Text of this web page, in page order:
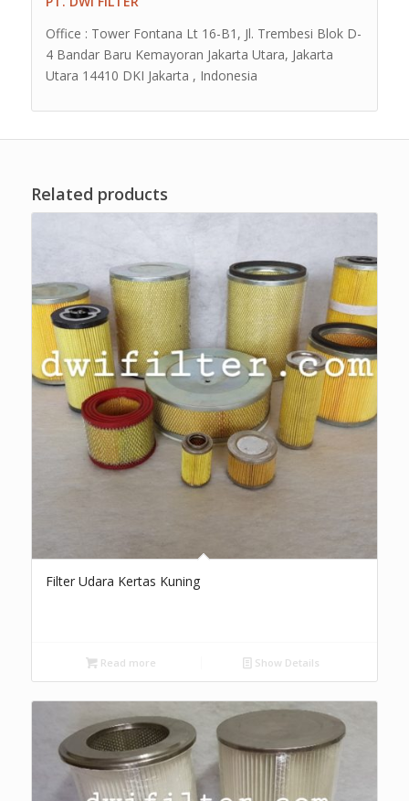
Office : Tower Fontana Lt 16-B1, Jl. Trembesi Blok D-
4 Bandar Baru Kemayoran Jakarta Utara, Jakarta
Utara 14410 DKI Jakarta , Indonesia
Related products
Filter Udara Kertas Kuning
Read more Show Details